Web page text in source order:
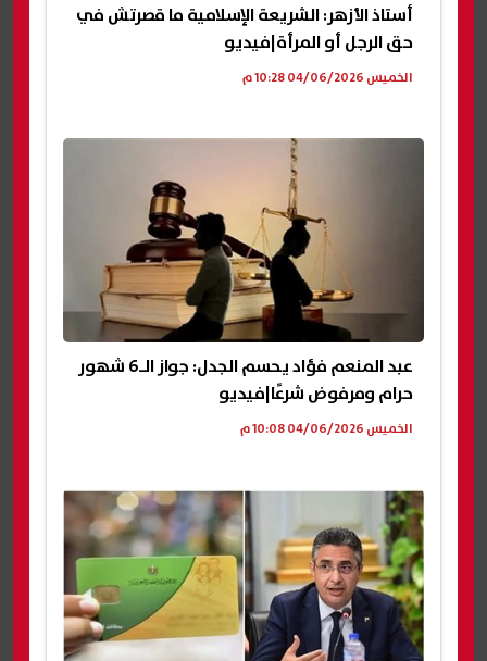
أستاذ الأزهر: الشريعة الإسلامية ما قصرتش في
حق الرجل أو المرأة|فيديو
الخميس 04/06/2026 10:28 م
عبد المنعم فؤاد يحسم الجدل: جواز الـ6 شهور
حرام ومرفوض شرعًا|فيديو
الخميس 04/06/2026 10:08 م